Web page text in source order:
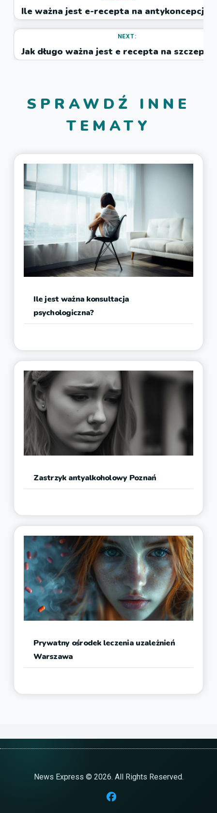
Ile ważna jest e-recepta na antykoncepcję?
NEXT:
Jak długo ważna jest e recepta na
SPRAWDŹ INNE
TEMATY
Ile jest ważna konsultacja
psychologiczna?
Zastrzyk antyalkoholowy Poznań
Prywatny ośrodek leczenia uzależnień
Warszawa
News Express © 2026. All Rights Reserved.